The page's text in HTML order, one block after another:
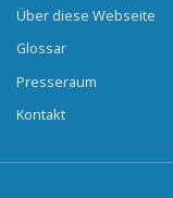
Über diese Webseite
Glossar
Presseraum
Kontakt